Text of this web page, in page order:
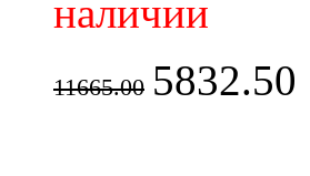
наличии
11665.00 5832.50